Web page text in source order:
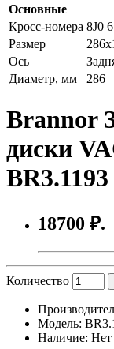
Основные
Кросс-номера 8J0
Размер
Ось
Диаметр, мм
286
Brannor
диски
18700 ₽.
Количество
Модель:
Наличие: Нет